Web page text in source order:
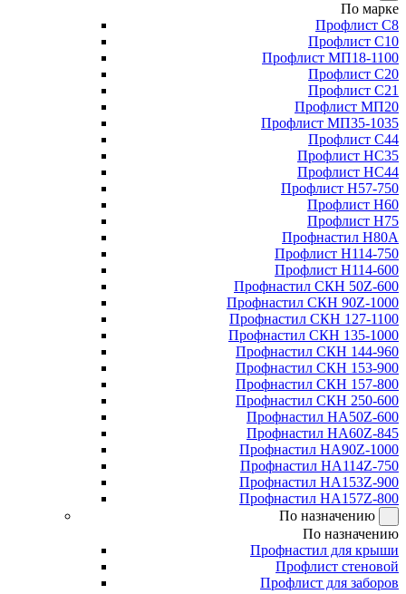
По марке
Профлист С8
Профлист С10
Профлист МП18-1100
Профлист С20
Профлист С21
Профлист МП20
Профлист МП35-1035
Профлист С44
Профлист НС35
Профлист НС44
Профлист Н57-750
Профлист Н60
Профлист Н75
Профнастил Н80А
Профлист Н114-750
Профлист Н114-600
Профнастил СКН 50Z-600
Профнастил СКН 90Z-1000
Профнастил СКН 127-1100
Профнастил СКН 135-1000
Профнастил СКН 144-960
Профнастил СКН 153-900
Профнастил СКН 157-800
Профнастил СКН 250-600
Профнастил НА50Z-600
Профнастил НА60Z-845
Профнастил НА90Z-1000
Профнастил НА114Z-750
Профнастил НА153Z-900
Профнастил НА157Z-800
По назначению
По назначению
Профнастил для крыши
Профлист стеновой
Профлист для заборов